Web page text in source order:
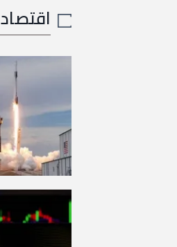
اقتصاد